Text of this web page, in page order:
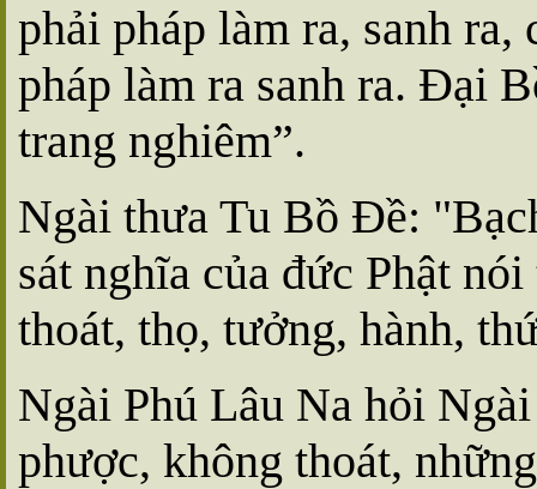
phải pháp làm ra, sanh ra,
pháp làm ra sanh ra. Ðại
trang nghiêm”.
Ngài thưa Tu Bồ Ðề:
sát nghĩa của đức Phật
thoát, thọ, tưởng, hành,
Ngài Phú Lâu Na hỏi
phược, không thoát,